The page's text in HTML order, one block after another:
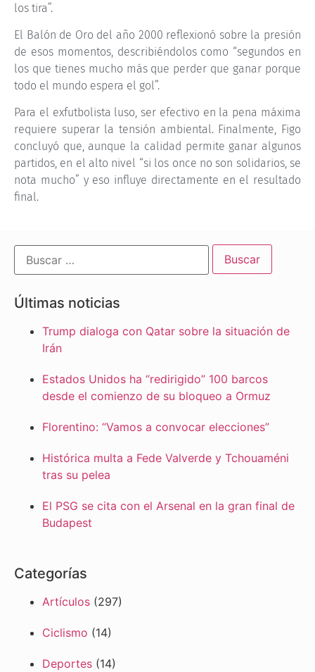
los tira”.
El Balón de Oro del año 2000 reflexionó sobre la presión
de esos momentos, describiéndolos como “segundos en
los que tienes mucho más que perder que ganar porque
todo el mundo espera el gol”.
Para el exfutbolista luso, ser efectivo en la pena máxima
requiere superar la tensión ambiental. Finalmente, Figo
concluyó que, aunque la calidad permite ganar algunos
partidos, en el alto nivel “si los once no son solidarios, se
nota mucho” y eso influye directamente en el resultado
final.
Últimas noticias
Trump dialoga con Qatar sobre la situación de
Irán
Estados Unidos ha “redirigido” 100 barcos
desde el comienzo de su bloqueo a Ormuz
Florentino: “Vamos a convocar elecciones”
Histórica multa a Fede Valverde y Tchouaméni
tras su pelea
El PSG se cita con el Arsenal en la gran final de
Budapest
Categorías
Artículos (297)
Ciclismo (14)
Deportes (14)